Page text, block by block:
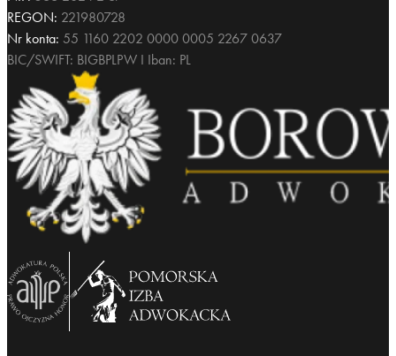
REGON: 221980728
Nr konta: 55 1160 2202 0000 0005 2267 0637
BIC/SWIFT: BIGBPLPW I Iban: PL